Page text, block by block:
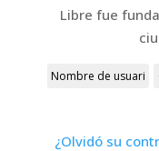
Libre fue
¿Olvidó su